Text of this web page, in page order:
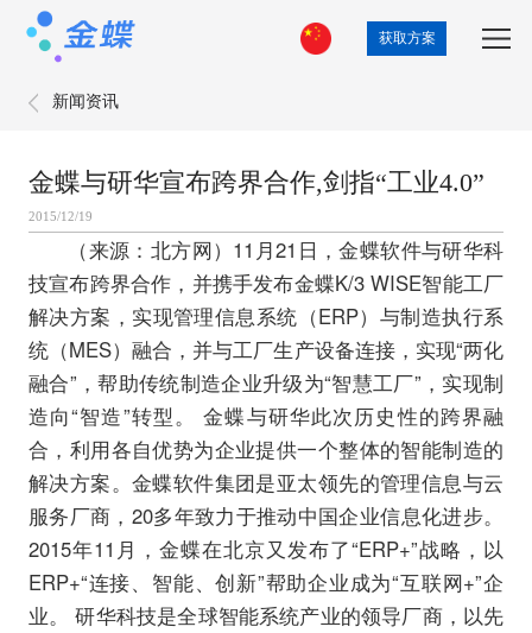
获取方案
新闻资讯
金蝶与研华宣布跨界合作,剑指“工业4.0”
2015/12/19
（来源：北方网）11月21日，金蝶软件与研华科
技宣布跨界合作，并携手发布金蝶K/3 WISE智能工厂
解决方案，实现管理信息系统（ERP）与制造执行系
统（MES）融合，并与工厂生产设备连接，实现“两化
融合”，帮助传统制造企业升级为“智慧工厂”，实现制
造向“智造”转型。 金蝶与研华此次历史性的跨界融
合，利用各自优势为企业提供一个整体的智能制造的
解决方案。金蝶软件集团是亚太领先的管理信息与云
服务厂商，20多年致力于推动中国企业信息化进步。
2015年11月，金蝶在北京又发布了“ERP+”战略，以
ERP+“连接、智能、创新”帮助企业成为“互联网+”企
业。 研华科技是全球智能系统产业的领导厂商，以先